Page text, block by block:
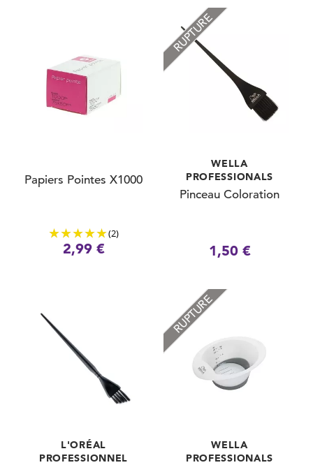
Papiers Pointes X1000
(2)
2,99 €
RUPTURE
WELLA
PROFESSIONALS
Pinceau Coloration
1,50 €
L'ORÉAL
PROFESSIONNEL
RUPTURE
WELLA
PROFESSIONALS